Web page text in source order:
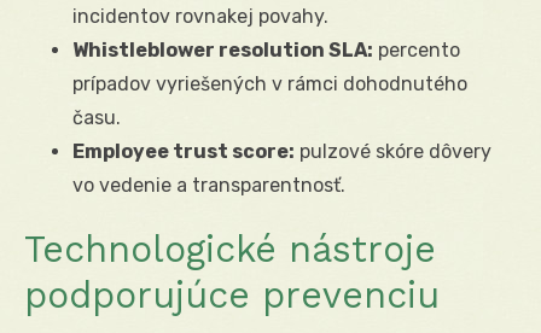
incidentov rovnakej povahy.
Whistleblower resolution SLA: percento
prípadov vyriešených v rámci dohodnutého
času.
Employee trust score: pulzové skóre dôvery
vo vedenie a transparentnosť.
Technologické nástroje
podporujúce prevenciu